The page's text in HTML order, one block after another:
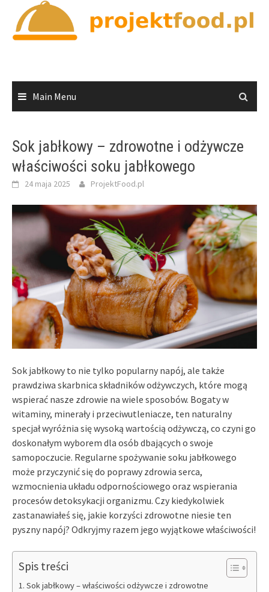
content
Main Menu
Sok jabłkowy – zdrowotne i odżywcze
właściwości soku jabłkowego
24 maja 2025 ProjektFood.pl
Sok jabłkowy to nie tylko popularny napój, ale także
prawdziwa skarbnica składników odżywczych, które mogą
wspierać nasze zdrowie na wiele sposobów. Bogaty w
witaminy, minerały i przeciwutleniacze, ten naturalny
specjał wyróżnia się wysoką wartością odżywczą, co czyni go
doskonałym wyborem dla osób dbających o swoje
samopoczucie. Regularne spożywanie soku jabłkowego
może przyczynić się do poprawy zdrowia serca,
wzmocnienia układu odpornościowego oraz wspierania
procesów detoksykacji organizmu. Czy kiedykolwiek
zastanawiałeś się, jakie korzyści zdrowotne niesie ten
pyszny napój? Odkryjmy razem jego wyjątkowe właściwości!
Spis treści
Sok jabłkowy – właściwości odżywcze i zdrowotne